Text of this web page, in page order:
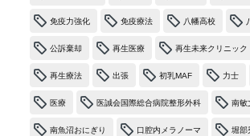
免疫力強化 免疫療法 八幡高校
公訴棄却 再生医療 再生未来クリニック
再生療法 出張 初乳MAF 力士
医療 医誠会国際総合病院整形外科 南敏
南魚沼おにぎり 口腔内メラノーマ 堀部